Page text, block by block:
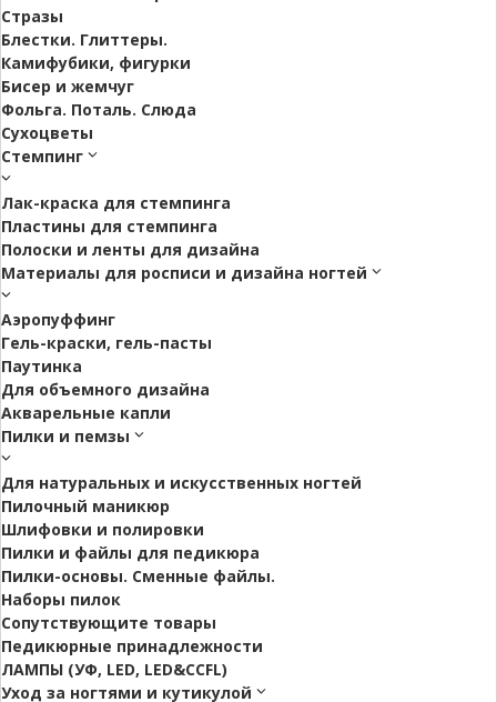
Стразы
Блестки. Глиттеры.
Камифубики, фигурки
Бисер и жемчуг
Фольга. Поталь. Слюда
Сухоцветы
Стемпинг
Лак-краска для стемпинга
Пластины для стемпинга
Полоски и ленты для дизайна
Материалы для росписи и дизайна ногтей
Аэропуффинг
Гель-краски, гель-пасты
Паутинка
Для объемного дизайна
Акварельные капли
Пилки и пемзы
Для натуральных и искусственных ногтей
Пилочный маникюр
Шлифовки и полировки
Пилки и файлы для педикюра
Пилки-основы. Сменные файлы.
Наборы пилок
Сопутствующите товары
Педикюрные принадлежности
ЛАМПЫ (УФ, LED, LED&CCFL)
Уход за ногтями и кутикулой